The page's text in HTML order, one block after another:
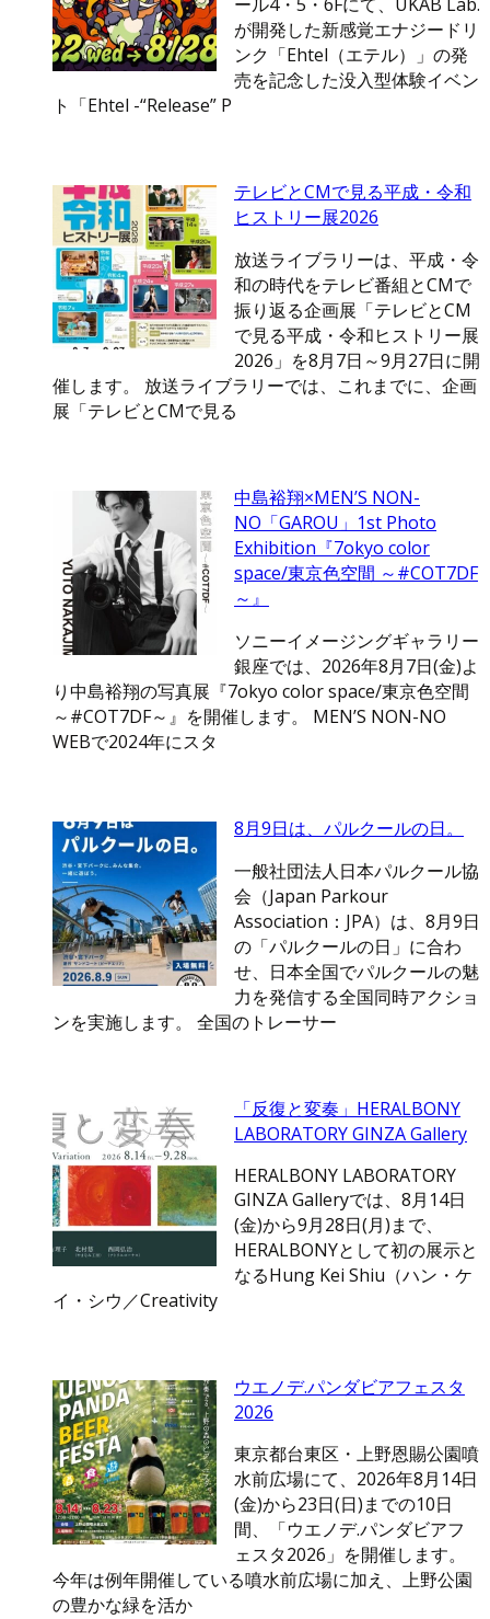
が開発した新感覚エナジードリ
ンク「Ehtel（エテル）」の発
売を記念した没入型体験イベン
ト「Ehtel -“Release” P
テレビとCMで見る平成・令和
ヒストリー展2026
放送ライブラリーは、平成・令
和の時代をテレビ番組とCMで
振り返る企画展「テレビとCM
で見る平成・令和ヒストリー展
2026」を8月7日～9月27日に開
催します。 放送ライブラリーでは、これまでに、企画
展「テレビとCMで見る
中島裕翔×MEN’S NON-
NO「GAROU」1st Photo
Exhibition『7okyo color
space/東京色空間 ～#COT7DF
～』
ソニーイメージングギャラリー
銀座では、2026年8月7日(金)よ
り中島裕翔の写真展『7okyo color space/東京色空間
～#COT7DF～』を開催します。 MEN’S NON-NO
WEBで2024年にスタ
8月9日は、パルクールの日。
一般社団法人日本パルクール協
会（Japan Parkour
Association：JPA）は、8月9日
の「パルクールの日」に合わ
せ、日本全国でパルクールの魅
力を発信する全国同時アクショ
ンを実施します。 全国のトレーサー
「反復と変奏」HERALBONY
LABORATORY GINZA Gallery
HERALBONY LABORATORY
GINZA Galleryでは、8月14日
(金)から9月28日(月)まで、
HERALBONYとして初の展示と
なるHung Kei Shiu（ハン・ケ
イ・シウ／Creativity
ウエノデ.パンダビアフェスタ
2026
東京都台東区・上野恩賜公園噴
水前広場にて、2026年8月14日
(金)から23日(日)までの10日
間、「ウエノデ.パンダビアフ
ェスタ2026」を開催します。
今年は例年開催している噴水前広場に加え、上野公園
の豊かな緑を活か